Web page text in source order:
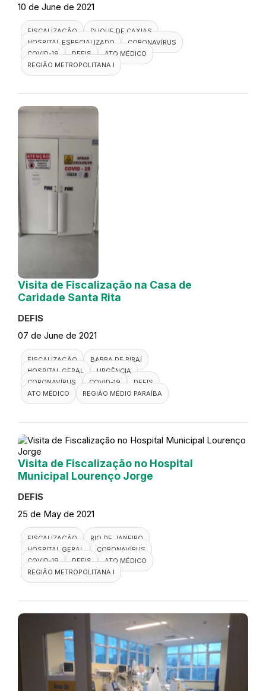
10 de June de 2021
FISCALIZAÇÃO
DUQUE DE CAXIAS
HOSPITAL ESPECIALIZADO
CORONAVÍRUS
COVID-19
DEFIS
ATO MÉDICO
REGIÃO METROPOLITANA I
Visita de Fiscalização na Casa de
Caridade Santa Rita
DEFIS
07 de June de 2021
FISCALIZAÇÃO
BARRA DE PIRAÍ
HOSPITAL GERAL
URGÊNCIA
CORONAVÍRUS
COVID-19
DEFIS
ATO MÉDICO
REGIÃO MÉDIO PARAÍBA
Visita de Fiscalização no Hospital
Municipal Lourenço Jorge
DEFIS
25 de May de 2021
FISCALIZAÇÃO
RIO DE JANEIRO
HOSPITAL GERAL
CORONAVÍRUS
COVID-19
DEFIS
ATO MÉDICO
REGIÃO METROPOLITANA I